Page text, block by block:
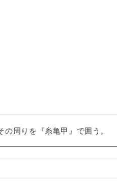
の周りを『糸亀甲』で囲う。